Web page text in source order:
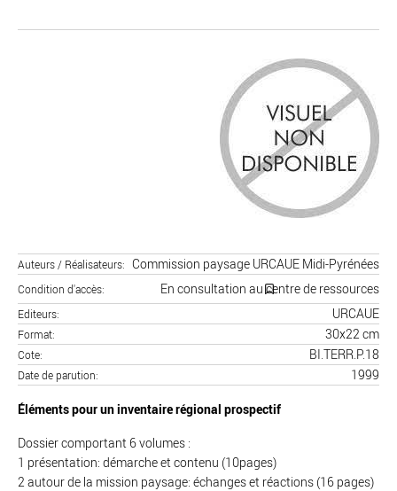
Réinitialiser Fermer la recherche avancée
Auteurs / Réalisateurs Commission paysage URCAUE Midi-Pyrénées
Condition d'accès En consultation au centre de ressources
Editeurs URCAUE
Format 30x22 cm
Cote BI.TERR.P.18
Date de parution 1999
Éléments pour un inventaire régional prospectif
Dossier comportant 6 volumes :
1 présentation: démarche et contenu (10pages)
2 autour de la mission paysage: échanges et réactions (16 pages)